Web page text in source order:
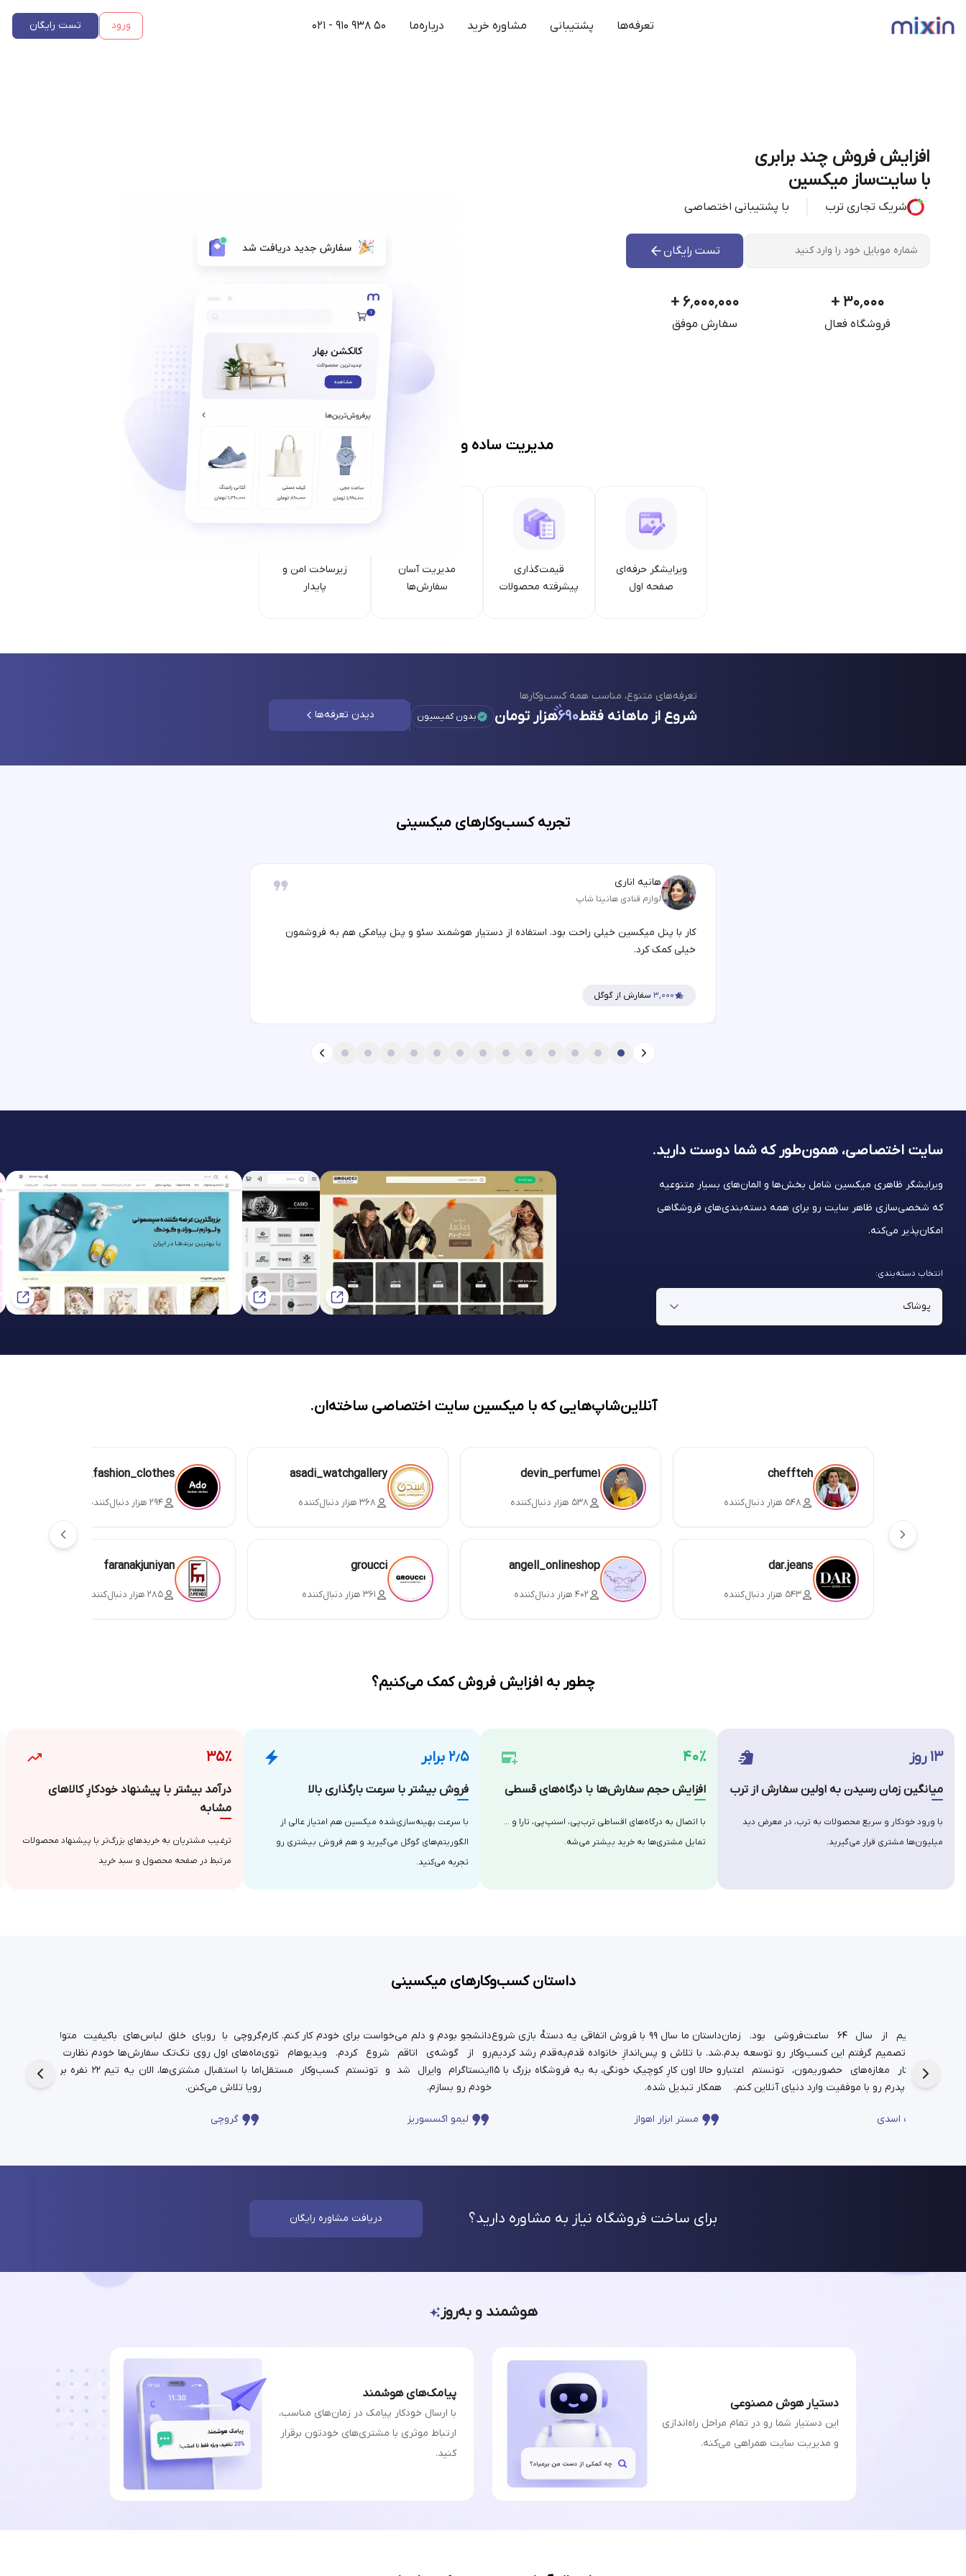
تعرفه‌ها پشتیبانی مشاوره خرید درباره‌ما ۰۲۱ - ۹۱۰ ۹۳۸ ۵۰ ورود تست رایگان
افزایش فروش چند برابری
با سایت‌ساز میکسین
شریک تجاری ترب با پشتیبانی اختصاصی
تست رایگان
۳۰٬۰۰۰ +
فروشگاه فعال
۶٬۰۰۰٬۰۰۰ +
سفارش موفق
مدیریت ساده و حرفه‌ای
ویرایشگر حرفه‌ای
صفحه اول
قیمت‌گذاری
پیشرفته محصولات
مدیریت آسان
سفارش‌ها
زیرساخت امن‌ و
پایدار
تعرفه‌های متنوع، مناسب همه کسب‌وکارها
شروع از ماهانه فقط۶۹۰هزار تومان بدون کمیسیون دیدن تعرفه‌ها
تجربه کسب‌وکارهای میکسینی
هانیه اناری
لوازم قنادی هانیتا شاپ
کار با پنل میکسین خیلی راحت بود. استفاده از دستیار هوشمند سئو و پنل پیامکی هم به فروشمون
خیلی کمک کرد.
۳,۰۰۰ سفارش از گوگل
سایت اختصاصی، همون‌طور که شما دوست دارید.
ویرایشگر ظاهری میکسین شامل بخش‌ها و المان‌های بسیار متنوعیه
که شخصی‌سازی ظاهر سایت رو برای همه دسته‌بندی‌های فروشگاهی
امکان‌پذیر می‌کنه.
انتخاب دسته‌بندی:
آنلاین‌شاپ‌هایی که با میکسین سایت اختصاصی ساخته‌ان.
cheffteh
۵۴۸ هزار دنبال‌کننده
devin_perfume1
۵۳۸ هزار دنبال‌کننده
asadi_watchgallery
۳۶۸ هزار دنبال‌کننده
ado_fashion_clothes
۲۹۴ هزار دنبال‌کننده
dar.jeans
۵۴۳ هزار دنبال‌کننده
angell_onlineshop
۴۰۲ هزار دنبال‌کننده
groucci
۳۶۱ هزار دنبال‌کننده
faranakjuniyan
۲۸۵ هزار دنبال‌کننده
چطور به افزایش فروش کمک می‌کنیم؟
۳۵٪
درآمد بیشتر با پیشنهاد خودکارِ کالاهای
مشابه
ترغیب مشتریان به خریدهای بزرگ‌تر با پیشنهاد محصولات
مرتبط در صفحه محصول و سبد خرید
۲٫۵ برابر
فروش بیشتر با سرعت بارگذاری بالا
با سرعت بهینه‌سازی‌شده میکسین هم امتیاز عالی از
الگوریتم‌های گوگل می‌گیرید و هم فروش بیشتری رو
تجربه می‌کنید.
۴۰٪
افزایش حجم سفارش‌ها با درگاه‌های قسطی
با اتصال به درگاه‌های اقساطی ترب‌پی، اسنپ‌پی، تارا و …
تمایل مشتری‌ها به خرید بیشتر می‌شه.
۱۳ روز
میانگین زمان رسیدن به اولین سفارش از ترب
با ورود خودکار و سریع محصولات به ترب، در معرض دید
میلیون‌ها مشتری قرار می‌گیرید.
داستان کسب‌وکارهای میکسینی
گروچی با رویای خلق لباس‌های باکیفیت متولد شد.
ماه‌های اول روی تک‌تک سفارش‌ها خودم نظارت داشتم،
اما با استقبال مشتری‌ها، الان یه تیم ۲۲ نفره برای این
رویا تلاش می‌کنن.
گروچی
دانشجو بودم و دلم می‌خواست برای خودم کار کنم. کارم
رو از گوشه‌ی اتاقم شروع کردم. ویدیوهام توی
اینستاگرام وایرال شد و تونستم کسب‌وکار مستقل
خودم رو بسازم.
لیمو اکسسوریز
داستان ما سال ۹۹ با فروش اتفاقی یه دسته‌ٔ بازی شروع
شد. با تلاش و پس‌اندازِ خانواده قدم‌به‌قدم رشد کردیم
و حالا اون کارِ کوچیکِ خونگی، به یه فروشگاه بزرگ با ۱۵
همکار تبدیل شده.
مستر ابزار اهواز
شغل پدریم از سال ۶۴ ساعت‌فروشی بود. زمان
دانشجویی تصمیم گرفتم این کسب‌وکار رو توسعه بدم.
حالا در کنار مغازه‌های حضوریمون، تونستم اعتبار
چندساله‌ی پدرم رو با موفقیت وارد دنیای آنلاین کنم.
ساعت اسدی
برای ساخت فروشگاه نیاز به مشاوره دارید؟ دریافت مشاوره رایگان
هوشمند و به‌روز
دستیار هوش مصنوعی
این دستیار شما رو در تمام مراحل راه‌اندازی
و مدیریت سایت همراهی می‌کنه.
پیامک‌های هوشمند
با ارسال خودکار پیامک در زمان‌های مناسب،
ارتباط موثری با مشتری‌های خودتون برقرار
کنید.